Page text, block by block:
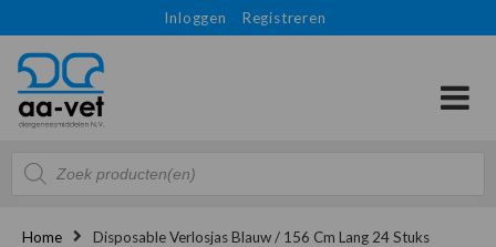
Inloggen Registreren
Producten
zoeken
Home Disposable Verlosjas Blauw / 156 Cm Lang 24 Stuks